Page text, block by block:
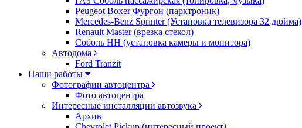
Peugeot Boxer Фургон (парктроник)
Mercedes-Benz Sprinter (Установка телевизора 32 дюйма)
Renault Master (врезка стекол)
Соболь НН (установка камеры и монитора)
Автодома
Ford Tranzit
Наши работы
Фотографии автоцентра
Фото автоцентра
Интересные инсталляции автозвука
Архив